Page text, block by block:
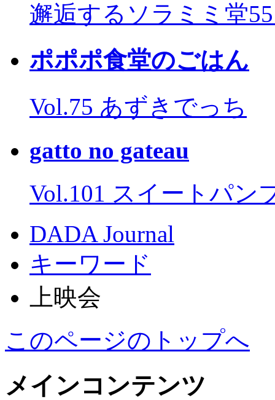
邂逅するソラミミ堂
ポポポ食堂のごはん
Vol.75 あずきでっち
gatto no gateau
Vol.101 スイートパン
DADA Journal
キーワード
上映会
このページのトップへ
メインコンテンツ